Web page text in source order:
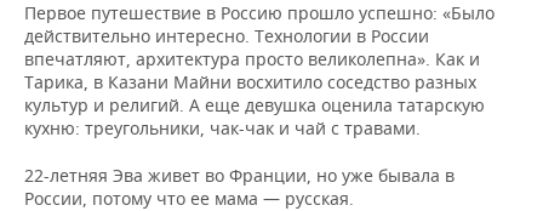
Первое путешествие в Россию прошло успешно: «Было
действительно интересно. Технологии в России
впечатляют, архитектура просто великолепна». Как и
Тарика, в Казани Майни восхитило соседство разных
культур и религий. А еще девушка оценила татарскую
кухню: треугольники, чак-чак и чай с травами.
22-летняя Эва живет во Франции, но уже бывала в
России, потому что ее мама — русская.